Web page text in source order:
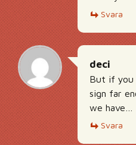
Svara
deci
But if you
sign far
we have…
Svara